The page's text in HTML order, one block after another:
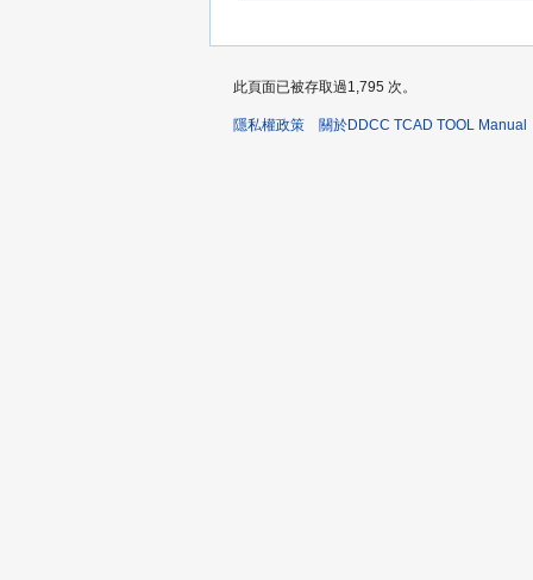
此頁面已被存取過1,795 次。
隱私權政策 關於DDCC TCAD TOOL Manual